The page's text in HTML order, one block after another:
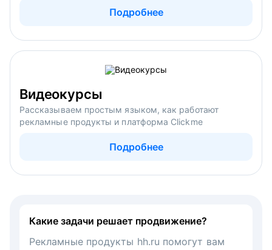
Подробнее
Видеокурсы
Рассказываем простым языком, как работают
рекламные продукты и платформа Clickme
Подробнее
Какие задачи решает продвижение?
Рекламные продукты hh.ru помогут вам